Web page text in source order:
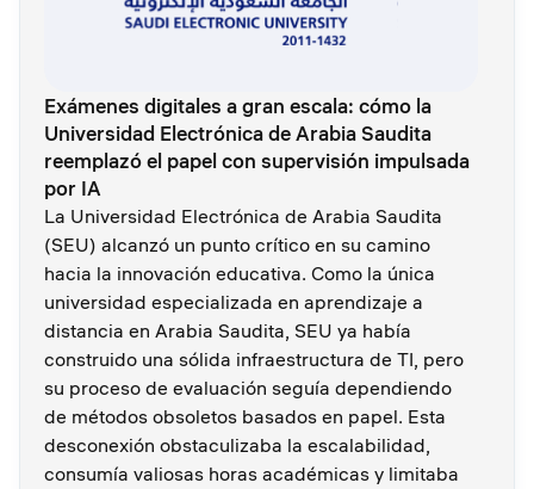
Exámenes digitales a gran escala: cómo la
Universidad Electrónica de Arabia Saudita
reemplazó el papel con supervisión impulsada
por IA
La Universidad Electrónica de Arabia Saudita
(SEU) alcanzó un punto crítico en su camino
hacia la innovación educativa. Como la única
universidad especializada en aprendizaje a
distancia en Arabia Saudita, SEU ya había
construido una sólida infraestructura de TI, pero
su proceso de evaluación seguía dependiendo
de métodos obsoletos basados en papel. Esta
desconexión obstaculizaba la escalabilidad,
consumía valiosas horas académicas y limitaba